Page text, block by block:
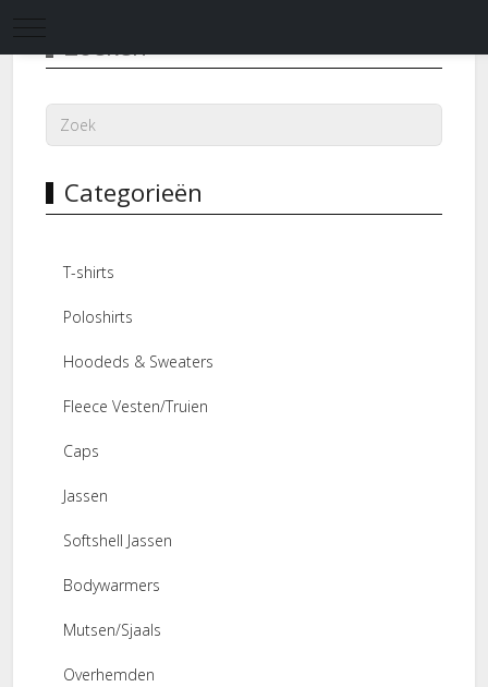
Mobile Menu Toggle
Zoeken
Categorieën
T-shirts
Poloshirts
Hoodeds & Sweaters
Fleece Vesten/Truien
Caps
Jassen
Softshell Jassen
Bodywarmers
Mutsen/Sjaals
Overhemden